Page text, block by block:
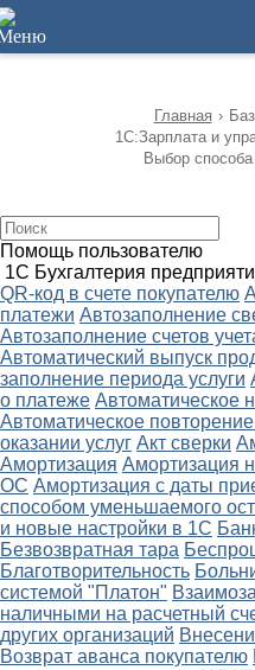
12
Главная ›
1С:Зарплата и
Выбор
Помощь пользователю
1С Бухгалтерия
QR-код в счете покупателю
платежи Автозаполнение
Автозаполнение счетов
Автоматический выпуск
заполнение периода услуги
о платеже Автоматическое
Автоматическое повторение
оказании услуг Акт сверки
Амортизация Амортизация
ОС Амортизация с даты
способом уменьшаемого
и новые настройки в 1С
Безвозвратная тара
Благотворительность
системой "Платон"
наличными на расчетный
других организаций
Возврат аванса покупателю